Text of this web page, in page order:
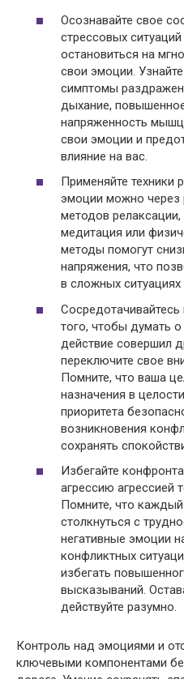
Осознавайте свое
стрессовых
остановиться на
свои эмоции.
симптомы
дыхание,
напряженность
свои эмоции и
влияние на вас.
Применяйте техники
эмоции можно через
методов релаксации,
медитация или
методы помогут
напряжения, что
в сложных ситуациях
того, чтобы думать
действие совершил
переключите свое
Помните, что ваша
назначения в
приоритета
возникновения
сохранять
Избегайте
агрессию агрессией
Помните, что
столкнуться с
негативные эмоции
конфликтных
избегать
высказываний.
действуйте разумно.
Контроль над эмоциями и
ключевыми компонентами